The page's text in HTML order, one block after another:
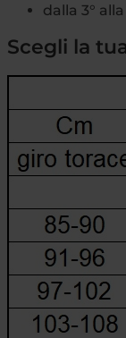
dalla 3° alla
Scegli la